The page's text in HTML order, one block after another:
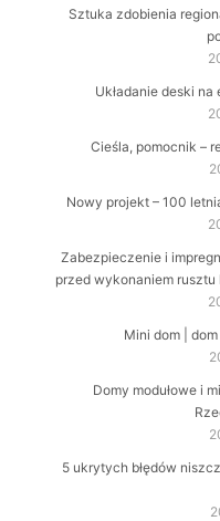
Sztuka zdobienia
Układanie deski
Cieśla, pomocnik –
Nowy projekt – 100
Zabezpieczenie i
przed wykonaniem
Mini dom |
Domy modułowe i
5 ukrytych błędów